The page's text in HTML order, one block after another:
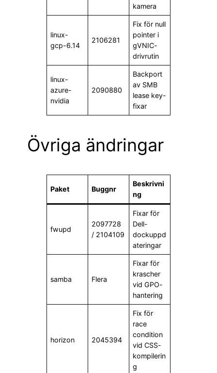
kamera
linux-
gcp-6.14
2106281
Fix för null
pointer i
gVNIC-
drivrutin
linux-
azure-
nvidia
2090880
Backport
av SMB
lease key-
fixar
Övriga ändringar
Paket Buggnr
Beskrivni
ng
fwupd
2097728
/ 2104109
Fixar för
Dell-
dockuppd
ateringar
samba Flera
Fixar för
krascher
vid GPO-
hantering
horizon 2045394
Fix för
race
condition
vid CSS-
kompilerin
g